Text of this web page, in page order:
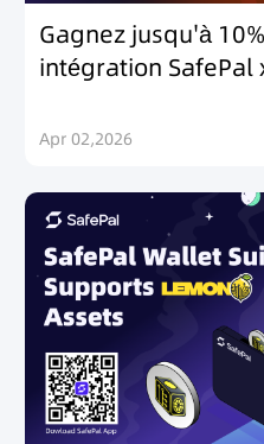
Gagnez jusqu'à
intégration SafePal
Apr 02,2026